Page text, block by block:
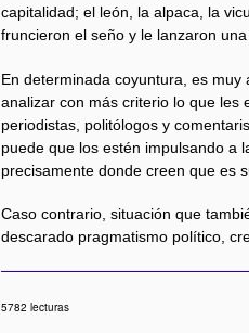
capitalidad; el león, la alpaca, la
fruncieron el seño y le lanzaron
En determinada coyuntura, es
analizar con más criterio lo que les
periodistas, politólogos y
puede que los estén impulsando a
precisamente donde creen que es
Caso contrario, situación que
descarado pragmatismo político,
5782 lecturas